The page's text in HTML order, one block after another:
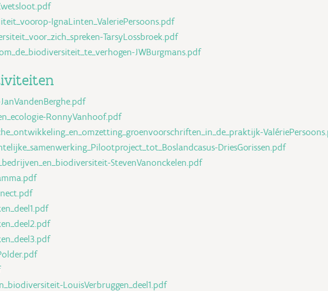
IgnaLinten_ValeriePersoons.pdf
TarsyLossbroek.pdf
JWBurgmans.pdf
RonnyVanhoof.pdf
DriesGorissen.pdf
StevenVanonckelen.pdf
LouisVerbruggen_deel1.pdf